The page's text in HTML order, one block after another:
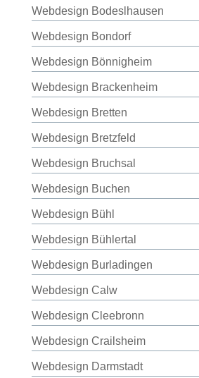
Webdesign Bodeslhausen
Webdesign Bondorf
Webdesign Bönnigheim
Webdesign Brackenheim
Webdesign Bretten
Webdesign Bretzfeld
Webdesign Bruchsal
Webdesign Buchen
Webdesign Bühl
Webdesign Bühlertal
Webdesign Burladingen
Webdesign Calw
Webdesign Cleebronn
Webdesign Crailsheim
Webdesign Darmstadt